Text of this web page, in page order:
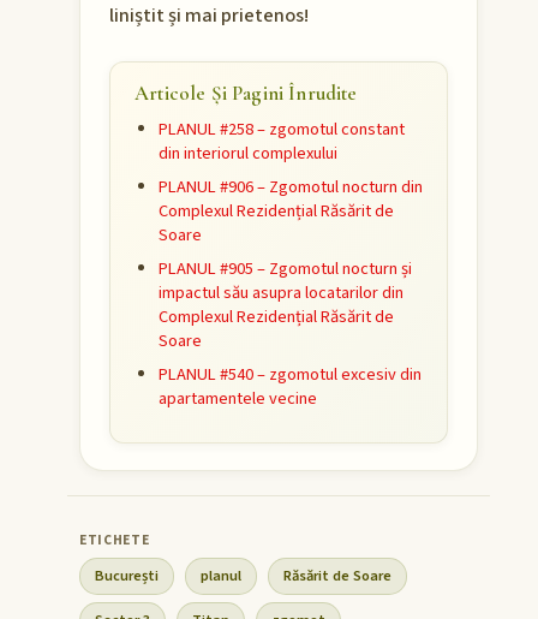
liniștit și mai prietenos!
Articole Și Pagini Înrudite
PLANUL #258 – zgomotul constant
din interiorul complexului
PLANUL #906 – Zgomotul nocturn din
Complexul Rezidențial Răsărit de
Soare
PLANUL #905 – Zgomotul nocturn și
impactul său asupra locatarilor din
Complexul Rezidențial Răsărit de
Soare
PLANUL #540 – zgomotul excesiv din
apartamentele vecine
București planul Răsărit de Soare